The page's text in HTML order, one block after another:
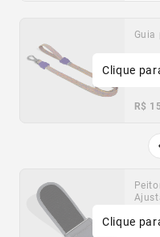
Guia
PP
R$
R$
Clique
PP
PP
Clique